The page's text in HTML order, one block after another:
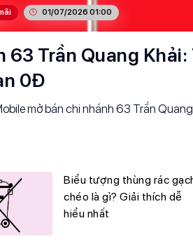
01/07/2026 01:00
63 Trần Quang
0Đ
mở bán chi nhánh 63 Trần
Biểu tượng thùng rác
chéo là gì? Giải thích dễ
hiểu nhất